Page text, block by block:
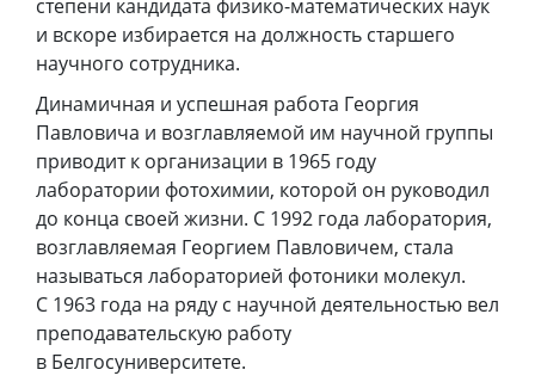
степени кандидата физико-математических наук
и вскоре избирается на должность старшего
научного сотрудника.
Динамичная и успешная работа Георгия
Павловича и возглавляемой им научной группы
приводит к организации в 1965 году
лаборатории фотохимии, которой он руководил
до конца своей жизни. С 1992 года лаборатория,
возглавляемая Георгием Павловичем, стала
называться лабораторией фотоники молекул.
С 1963 года на ряду с научной деятельностью вел
преподавательскую работу
в Белгосуниверситете.